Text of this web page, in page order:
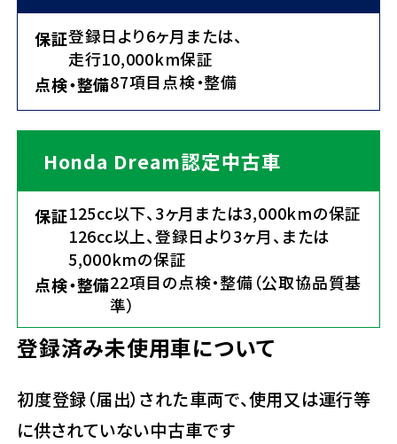
保証登録日より6ヶ月または、
走行10,000km保証
点検・整備87項目点検・整備
Honda Dream認定中古車
保証125cc以下、3ヶ月または3,000kmの保証
126cc以上、登録日より3ヶ月、または
5,000kmの保証
点検・整備22項目の点検・整備（公取協品質基
準）
登録済み未使用車について
初度登録（届出）された車両で、使用又は運行等
に供されていない中古車です